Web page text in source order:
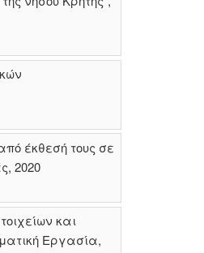
έκθεσή τους σε
2020
και
Εργασία,